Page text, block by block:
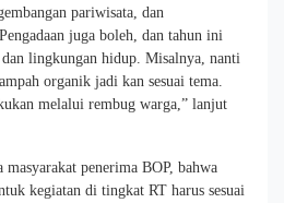
pariwisata, dan
juga boleh, dan tahun ini
dan lingkungan hidup. Misalnya, nanti
organik jadi kan sesuai tema.
melalui rembug warga,” lanjut
penerima BOP, bahwa
kegiatan di tingkat RT harus sesuai